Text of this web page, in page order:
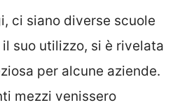
ci siano diverse scuole
suo utilizzo, si è rivelata
per alcune aziende.
mezzi venissero